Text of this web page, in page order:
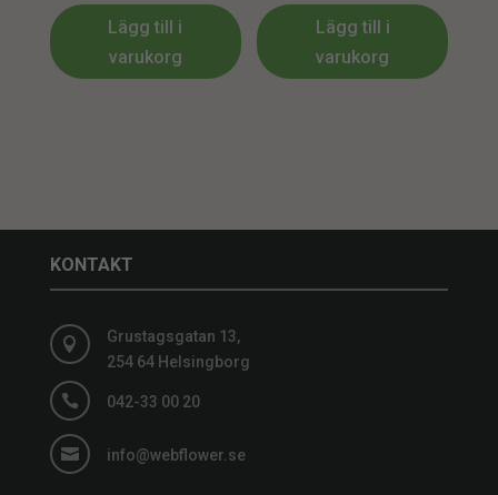
Lägg till i
varukorg
Lägg till i
varukorg
KONTAKT

Grustagsgatan 13,
254 64 Helsingborg
 042-33 00 20
 info@webflower.se